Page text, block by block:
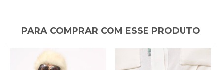
PARA COMPRAR COM ESSE PRODUTO